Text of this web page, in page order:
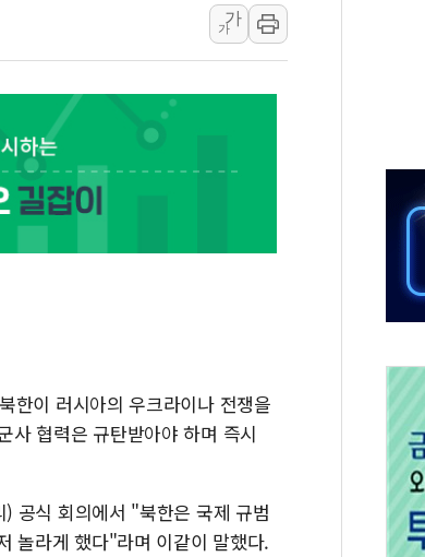
강릉·동해·삼척 시간당 최대 50㎜ 폭우…강원
폐기물 수거하다 참변…60대 환경미화원 수거
李대통령 "결혼 때문에 손해 보는 일 없게"…'
추미애, '위안부' 피해자 기림의 날 참석..."국
인천 선재도 갯벌서 해루질 중 실종 60대 나흘
인천서 말다툼 중 어머니 흉기 살해 10대 아들 체
'화합' 꺼낸 김민석에 '뻔뻔' 받아친 정청래…
가
가
한이 러시아의 우크라이나 전쟁을
사 협력은 규탄받아야 하며 즉시
공식 회의에서 "북한은 국제 규범
놀라게 했다"라며 이같이 말했다.